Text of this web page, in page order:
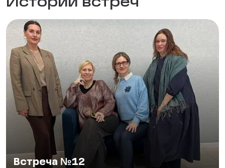
Истории встреч
Встреча №12